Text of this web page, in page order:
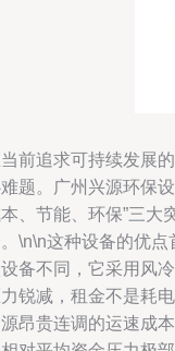
前追求可持续发展
题。广州兴源环保
、节能、环保”三大
\n\n这种设备的优
备不同，它采用风
锐减，租金不是耗
昂贵连调的运速成